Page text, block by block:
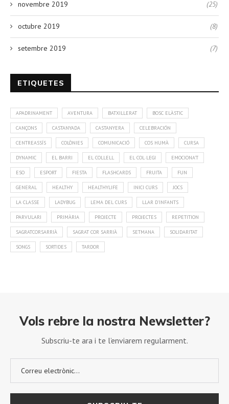
novembre 2019 (25)
octubre 2019 (8)
setembre 2019 (7)
ETIQUETES
APADRINAMENT AVENTURA BATXILLERAT BOSC ELÀSTIC
CANÇONS CASTANYADA CASTANYERA CELEBRACIÓN
CENTREASSÍS COLÒNIES COMUNICACIÓ COS HUMÀ CURSA
DYNAMIC EL BARRI EL COLLELL EL COL·LEGI EMOCIONA'T
ESO ESPORT FIESTA FLASHCARDS FRUITA FUN
GENERAL HEALTHY HEALTHYLIFE INICI CURS JOCS
LA CLASSE LADYBUG LEMA DEL CURS LLAR D'INFANTS
PARVULARI PRIMÀRIA PROJECTE PROJECTES REPETITION
SAGRATCORSARRIÀ SAGRAT COR SARRIÀ SETMANA SOLIDARITAT
SONGS SORTIDES TARDOR
Vols rebre la nostra Newsletter?
Subscriu-te ara i te l’enviarem regularment.